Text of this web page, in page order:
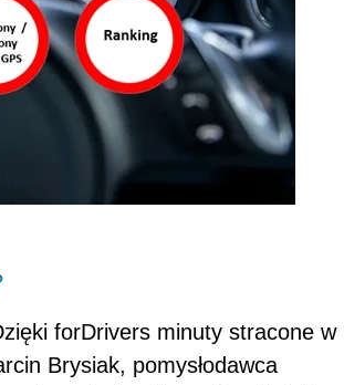
forDrivers minuty stracone w
Brysiak, pomysłodawca